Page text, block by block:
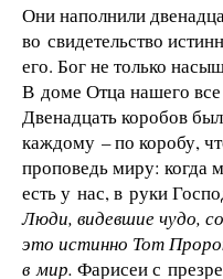
Они наполнили
во свидетельство
его. Бог не только
В доме Отца нашего
Двенадцать коробов
каждому – по коробу,
проповедь миру: когда
есть у нас, в руки
Люди, видевшие чудо,
это истинно Тот
в мир. Фарисеи с